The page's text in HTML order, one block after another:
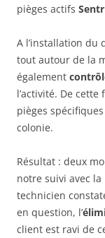
pièges actifs
A l’installation du
tout autour de la
également
l’activité. De
pièges
colonie.
Résultat : deux
notre suivi avec
technicien
en question, l’
client est ravi de